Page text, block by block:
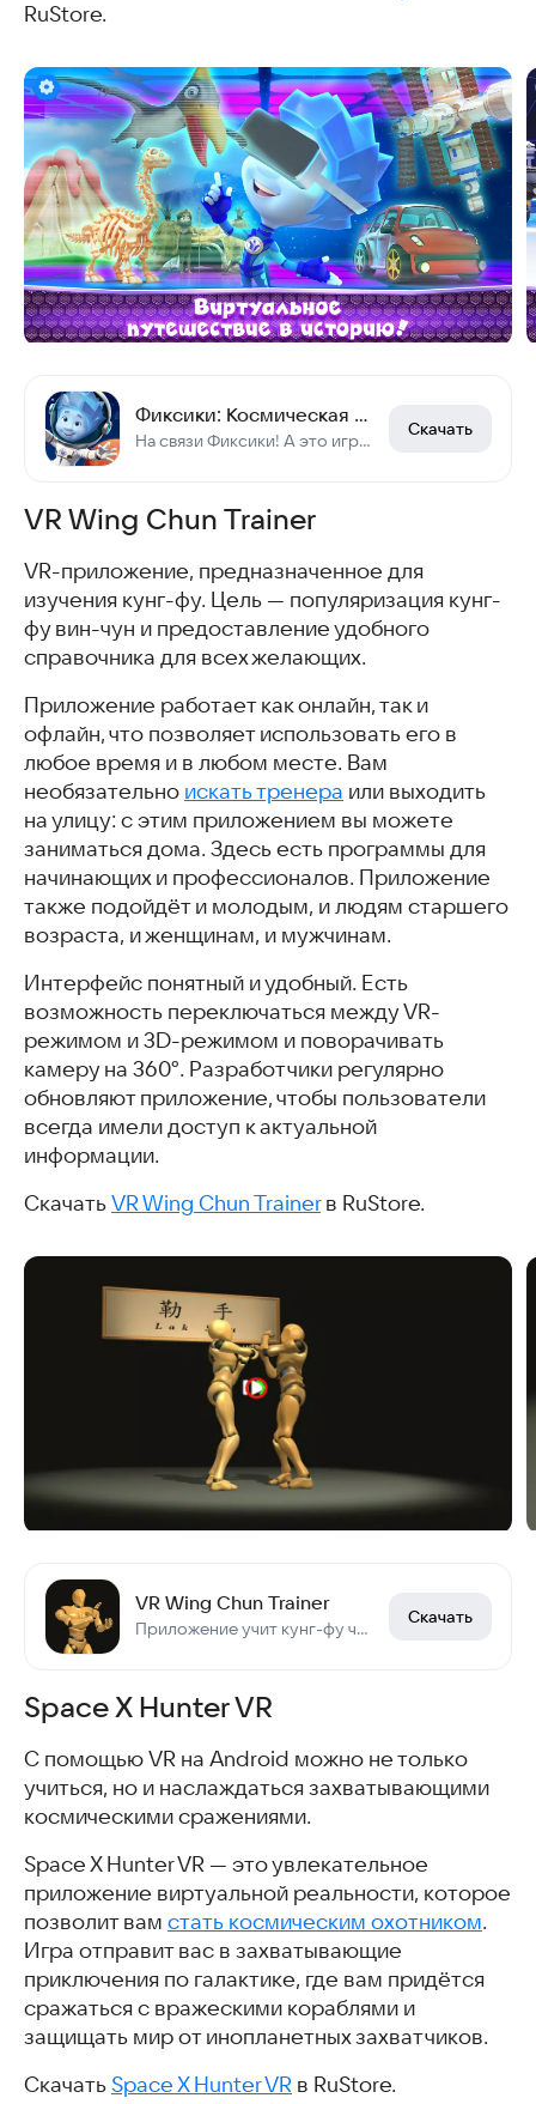
RuStore.
Фиксики: Космическая История
На связи Фиксики! А это игры детские и улетные приключения в музее для детей!
Скачать
VR Wing Chun Trainer
VR-приложение, предназначенное для
изучения кунг-фу. Цель — популяризация кунг-
фу вин-чун и предоставление удобного
справочника для всех желающих.
Приложение работает как онлайн, так и
офлайн, что позволяет использовать его в
любое время и в любом месте. Вам
необязательно искать тренера или выходить
на улицу: с этим приложением вы можете
заниматься дома. Здесь есть программы для
начинающих и профессионалов. Приложение
также подойдёт и молодым, и людям старшего
возраста, и женщинам, и мужчинам.
Интерфейс понятный и удобный. Есть
возможность переключаться между VR-
режимом и 3D-режимом и поворачивать
камеру на 360°. Разработчики регулярно
обновляют приложение, чтобы пользователи
всегда имели доступ к актуальной
информации.
Скачать VR Wing Chun Trainerв RuStore.
VR Wing Chun Trainer
Приложение учит кунг-фу через VR.
Скачать
Space X Hunter VR
С помощью VR на Android можно не только
учиться, но и наслаждаться захватывающими
космическими сражениями.
Space X Hunter VR — это увлекательное
приложение виртуальной реальности, которое
позволит вам стать космическим охотником.
Игра отправит вас в захватывающие
приключения по галактике, где вам придётся
сражаться с вражескими кораблями и
защищать мир от инопланетных захватчиков.
Скачать Space X Hunter VR в RuStore.